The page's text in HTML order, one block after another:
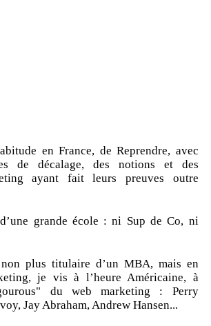
en France, de Reprendre, avec
de décalage, des notions et des
ayant fait leurs preuves outre
grande école : ni Sup de Co, ni
plus titulaire d’un MBA, mais en
je vis à l’heure Américaine, à
du web marketing : Perry
Jay Abraham, Andrew Hansen...